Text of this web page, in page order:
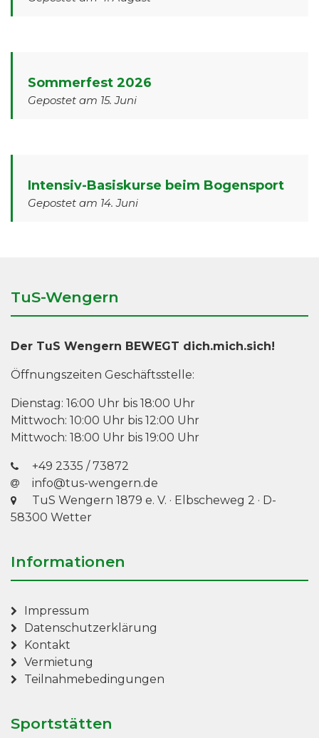
Sommerfest 2026
Gepostet am 15. Juni
Intensiv-Basiskurse beim Bogensport
Gepostet am 14. Juni
TuS-Wengern
Der TuS Wengern BEWEGT dich.mich.sich!
Öffnungszeiten Geschäftsstelle:
Dienstag: 16:00 Uhr bis 18:00 Uhr
Mittwoch: 10:00 Uhr bis 12:00 Uhr
Mittwoch: 18:00 Uhr bis 19:00 Uhr
+49 2335 / 73872
info@tus-wengern.de
TuS Wengern 1879 e. V. · Elbscheweg 2 · D-
58300 Wetter
Informationen
Impressum
Datenschutzerklärung
Kontakt
Vermietung
Teilnahmebedingungen
Sportstätten